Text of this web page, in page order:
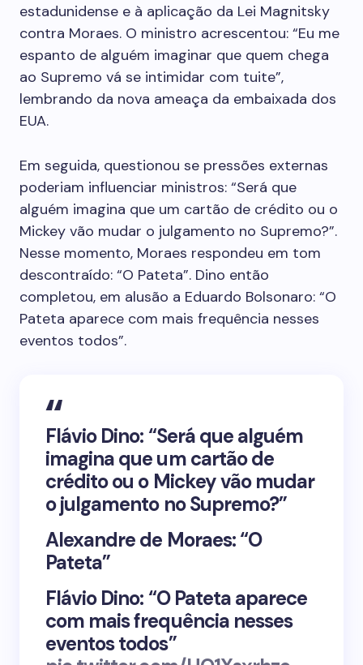
estadunidense e à aplicação da Lei Magnitsky
contra Moraes. O ministro acrescentou: “Eu me
espanto de alguém imaginar que quem chega
ao Supremo vá se intimidar com tuite”,
lembrando da nova ameaça da embaixada dos
EUA.
Em seguida, questionou se pressões externas
poderiam influenciar ministros: “Será que
alguém imagina que um cartão de crédito ou o
Mickey vão mudar o julgamento no Supremo?”.
Nesse momento, Moraes respondeu em tom
descontraído: “O Pateta”. Dino então
completou, em alusão a Eduardo Bolsonaro: “O
Pateta aparece com mais frequência nesses
eventos todos”.
Flávio Dino: “Será que alguém
imagina que um cartão de
crédito ou o Mickey vão mudar
o julgamento no Supremo?”
Alexandre de Moraes: “O
Pateta”
Flávio Dino: “O Pateta aparece
com mais frequência nesses
eventos todos”